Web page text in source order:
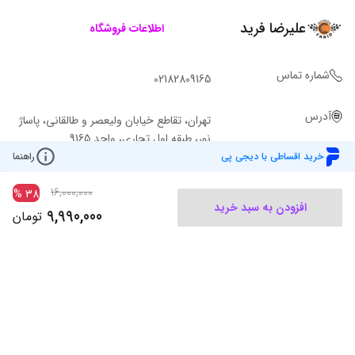
خرید اقساطی با دیجی پی راهنما
افزودن به سبد خرید
16,000,000
38
%
9,990,000 تومان
علیرضا فرید اطلاعات فروشگاه
شماره تماس 02182809165
آدرس
تهران، تقاطع خیابان ولیعصر و طالقانی، پاساژ
نور، طبقه اول تجاری، واحد 9165